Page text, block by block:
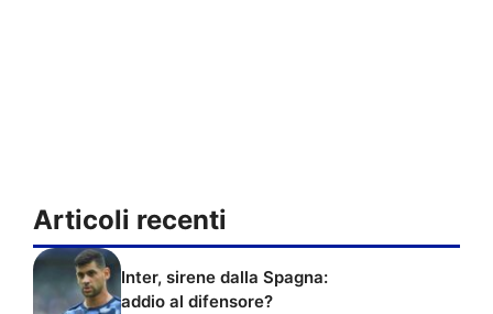
Articoli recenti
Inter, sirene dalla Spagna:
addio al difensore?